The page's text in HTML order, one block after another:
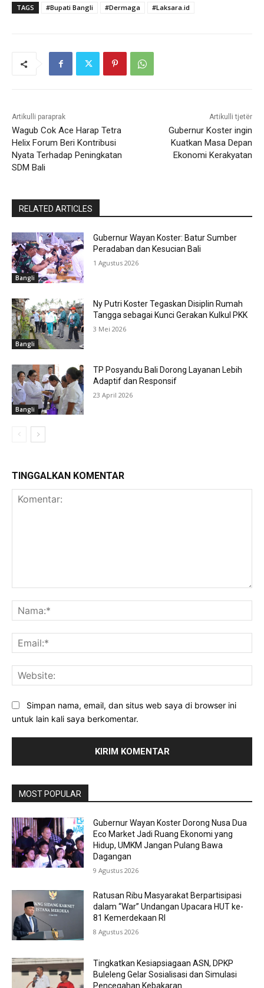
TAGS #Bupati Bangli #Dermaga #Laksara.id
Artikulli paraprak
Wagub Cok Ace Harap Tetra
Helix Forum Beri Kontribusi
Nyata Terhadap Peningkatan
SDM Bali
Artikulli tjetër
Gubernur Koster ingin
Kuatkan Masa Depan
Ekonomi Kerakyatan
RELATED ARTICLES
Bangli
Gubernur Wayan Koster: Batur Sumber
Peradaban dan Kesucian Bali
1 Agustus 2026
Bangli
Ny Putri Koster Tegaskan Disiplin Rumah
Tangga sebagai Kunci Gerakan Kulkul PKK
3 Mei 2026
Bangli
TP Posyandu Bali Dorong Layanan Lebih
Adaptif dan Responsif
23 April 2026
TINGGALKAN KOMENTAR
Simpan nama, email, dan situs web saya di browser ini
untuk lain kali saya berkomentar.
MOST POPULAR
Gubernur Wayan Koster Dorong Nusa Dua
Eco Market Jadi Ruang Ekonomi yang
Hidup, UMKM Jangan Pulang Bawa
Dagangan
9 Agustus 2026
Ratusan Ribu Masyarakat Berpartisipasi
dalam “War” Undangan Upacara HUT ke-
81 Kemerdekaan RI
8 Agustus 2026
Tingkatkan Kesiapsiagaan ASN, DPKP
Buleleng Gelar Sosialisasi dan Simulasi
Pencegahan Kebakaran